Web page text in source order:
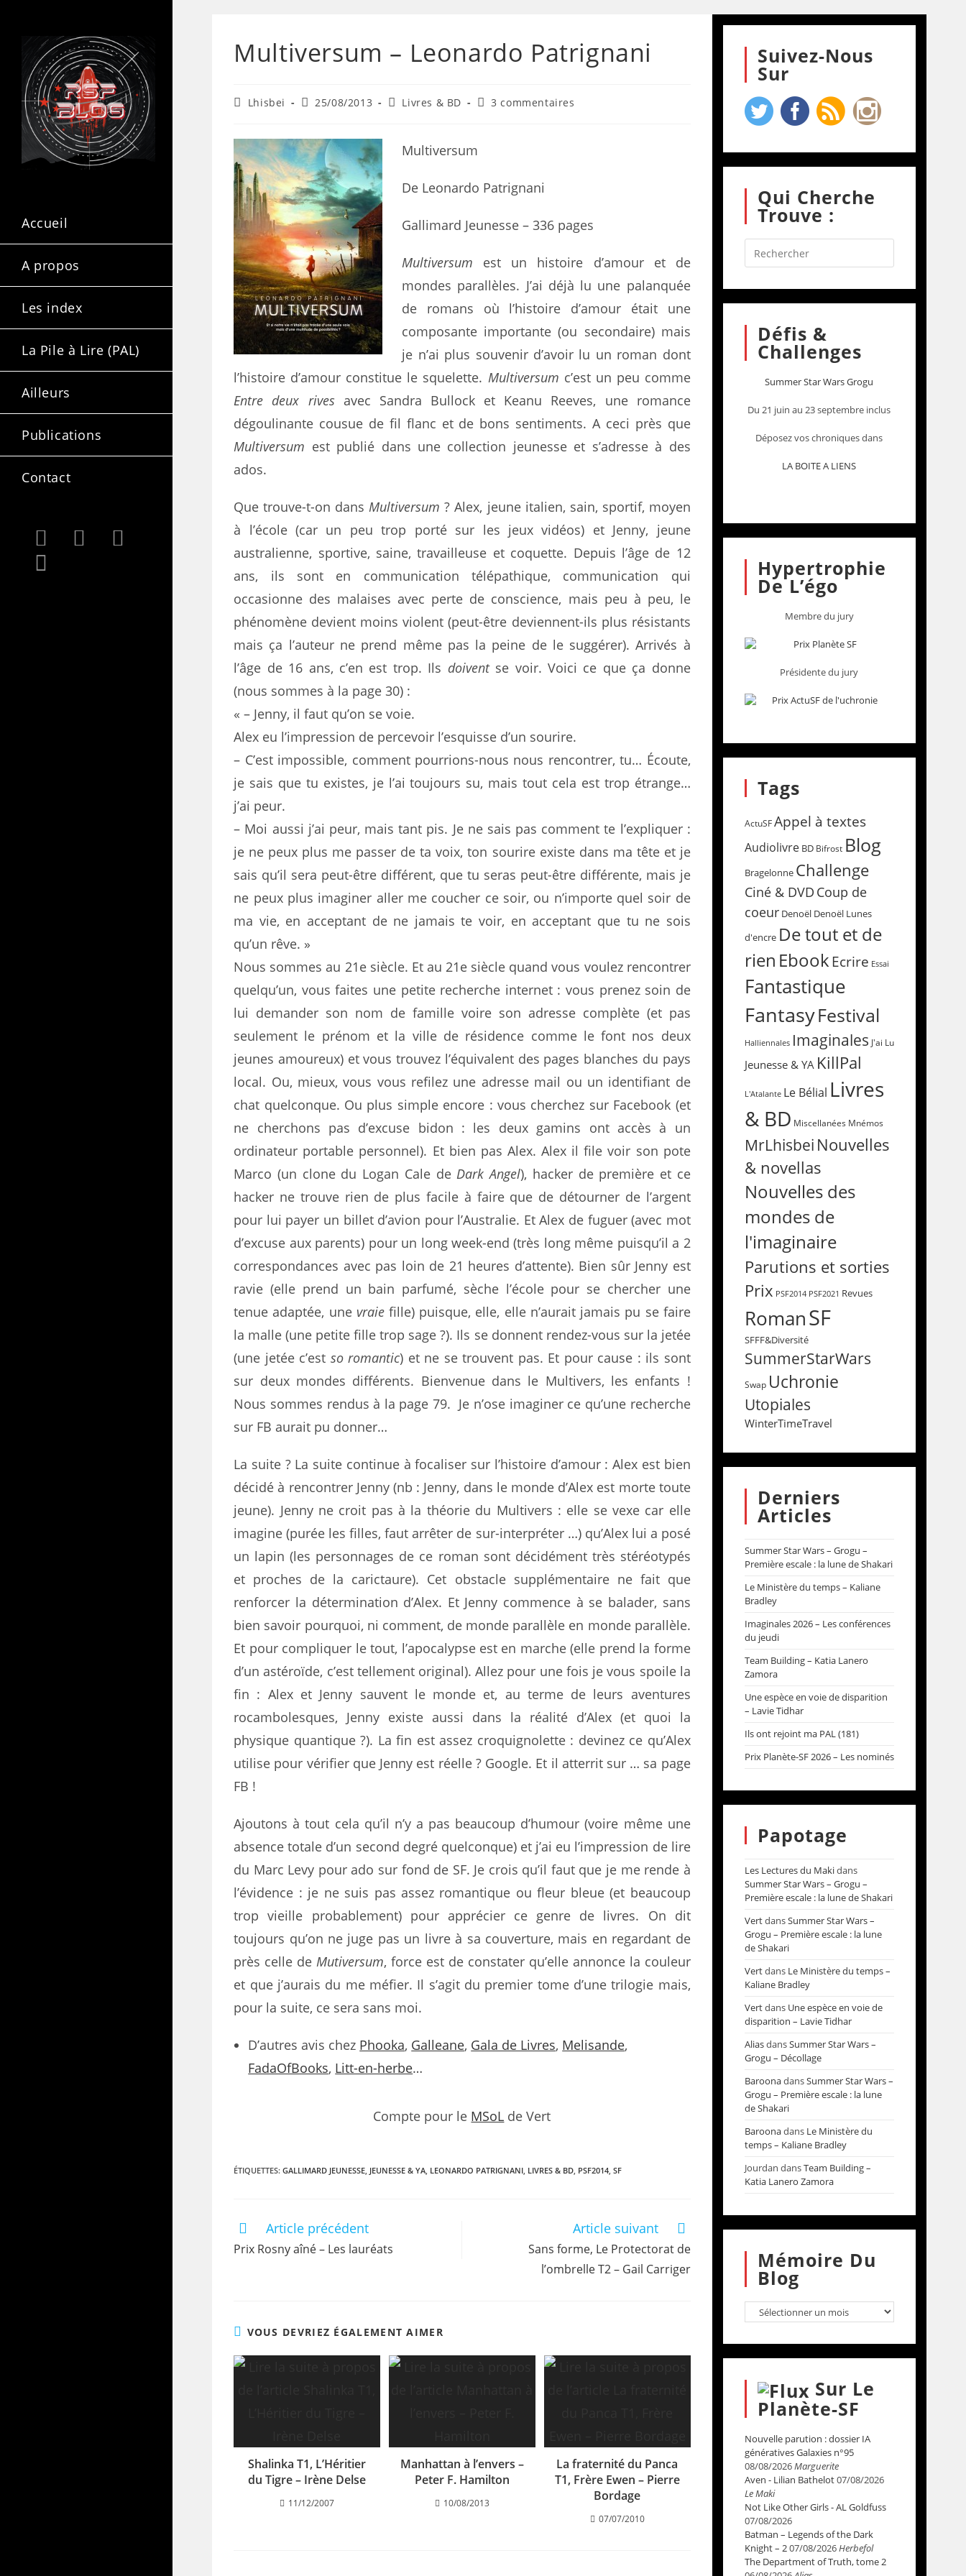
Accueil
A propos
Les index
La Pile à Lire (PAL)
Ailleurs
Publications
Contact
Multiversum – Leonardo Patrignani
Lhisbei 25/08/2013 Livres & BD 3 commentaires
Multiversum
De Leonardo Patrignani
Gallimard Jeunesse – 336 pages
Multiversum est un histoire d’amour et de
mondes parallèles. J’ai déjà lu une palanquée
de romans où l’histoire d’amour était une
composante importante (ou secondaire) mais
je n’ai plus souvenir d’avoir lu un roman dont
l’histoire d’amour constitue le squelette. Multiversum c’est un peu comme
Entre deux rives avec Sandra Bullock et Keanu Reeves, une romance
dégoulinante cousue de fil flanc et de bons sentiments. A ceci près que
Multiversum est publié dans une collection jeunesse et s’adresse à des
ados.
Que trouve-t-on dansMultiversum ? Alex, jeune italien, sain, sportif, moyen
à l’école (car un peu trop porté sur les jeux vidéos) et Jenny, jeune
australienne, sportive, saine, travailleuse et coquette. Depuis l’âge de 12
ans, ils sont en communication télépathique, communication qui
occasionne des malaises avec perte de conscience, mais peu à peu, le
phénomène devient moins violent (peut-être deviennent-ils plus résistants
mais ça l’auteur ne prend même pas la peine de le suggérer). Arrivés à
l’âge de 16 ans, c’en est trop. Ils doiventse voir. Voici ce que ça donne
(nous sommes à la page 30) :
« – Jenny, il faut qu’on se voie.
Alex eu l’impression de percevoir l’esquisse d’un sourire.
– C’est impossible, comment pourrions-nous nous rencontrer, tu… Écoute,
je sais que tu existes, je l’ai toujours su, mais tout cela est trop étrange…
j’ai peur.
– Moi aussi j’ai peur, mais tant pis. Je ne sais pas comment te l’expliquer :
je ne peux plus me passer de ta voix, ton sourire existe dans ma tête et je
sais qu’il sera peut-être différent, que tu seras peut-être différente, mais je
ne peux plus imaginer aller me coucher ce soir, ou n’importe quel soir de
ma vie, en acceptant de ne jamais te voir, en acceptant que tu ne sois
qu’un rêve. »
Nous sommes au 21e siècle. Et au 21e siècle quand vous voulez rencontrer
quelqu’un, vous faites une petite recherche internet : vous prenez soin de
lui demander son nom de famille voire son adresse complète (et pas
seulement le prénom et la ville de résidence comme le font nos deux
jeunes amoureux) et vous trouvez l’équivalent des pages blanches du pays
local. Ou, mieux, vous vous refilez une adresse mail ou un identifiant de
chat quelconque. Ou plus simple encore : vous cherchez sur Facebook (et
ne cherchons pas d’excuse bidon : les deux gamins ont accès à un
ordinateur portable personnel). Et bien pas Alex. Alex il file voir son pote
Marco (un clone du Logan Cale deDark Angel), hacker de première et ce
hacker ne trouve rien de plus facile à faire que de détourner de l’argent
pour lui payer un billet d’avion pour l’Australie. Et Alex de fuguer (avec mot
d’excuse aux parents) pour un long week-end (très long même puisqu’il a 2
correspondances avec pas loin de 21 heures d’attente). Bien sûr Jenny est
ravie (elle prend un bain parfumé, sèche l’école pour se chercher une
tenue adaptée, une vraiefille) puisque, elle, elle n’aurait jamais pu se faire
la malle (une petite fille trop sage ?). Ils se donnent rendez-vous sur la jetée
(une jetée c’est so romantic) et ne se trouvent pas. Et pour cause : ils sont
sur deux mondes différents. Bienvenue dans le Multivers, les enfants !
Nous sommes rendus à la page 79. Je n’ose imaginer ce qu’une recherche
sur FB aurait pu donner…
La suite ? La suite continue à focaliser sur l’histoire d’amour : Alex est bien
décidé à rencontrer Jenny (nb : Jenny, dans le monde d’Alex est morte toute
jeune). Jenny ne croit pas à la théorie du Multivers : elle se vexe car elle
imagine (purée les filles, faut arrêter de sur-interpréter …) qu’Alex lui a posé
un lapin (les personnages de ce roman sont décidément très stéréotypés
et proches de la carictaure). Cet obstacle supplémentaire ne fait que
renforcer la détermination d’Alex. Et Jenny commence à se balader, sans
bien savoir pourquoi, ni comment, de monde parallèle en monde parallèle.
Et pour compliquer le tout, l’apocalypse est en marche (elle prend la forme
d’un astéroïde, c’est tellement original). Allez pour une fois je vous spoile la
fin : Alex et Jenny sauvent le monde et, au terme de leurs aventures
rocambolesques, Jenny existe aussi dans la réalité d’Alex (et quoi la
physique quantique ?). La fin est assez croquignolette : devinez ce qu’Alex
utilise pour vérifier que Jenny est réelle ? Google. Et il atterrit sur … sa page
FB !
Ajoutons à tout cela qu’il n’y a pas beaucoup d’humour (voire même une
absence totale d’un second degré quelconque) et j’ai eu l’impression de lire
du Marc Levy pour ado sur fond de SF. Je crois qu’il faut que je me rende à
l’évidence : je ne suis pas assez romantique ou fleur bleue (et beaucoup
trop vieille probablement) pour apprécier ce genre de livres. On dit
toujours qu’on ne juge pas un livre à sa couverture, mais en regardant de
près celle deMutiversum, force est de constater qu’elle annonce la couleur
et que j’aurais du me méfier. Il s’agit du premier tome d’une trilogie mais,
pour la suite, ce sera sans moi.
D’autres avis chez Phooka, Galleane, Gala de Livres, Melisande,
FadaOfBooks, Litt-en-herbe…
Compte pour le MSoL de Vert
ÉTIQUETTES:GALLIMARD JEUNESSE, JEUNESSE & YA, LEONARDO PATRIGNANI, LIVRES & BD, PSF2014, SF
Article précédent
Prix Rosny aîné – Les lauréats
Article suivant
Sans forme, Le Protectorat de
l’ombrelle T2 – Gail Carriger
VOUS DEVRIEZ ÉGALEMENT AIMER
Shalinka T1, L’Héritier
du Tigre – Irène Delse
11/12/2007
Manhattan à l’envers –
Peter F. Hamilton
10/08/2013
La fraternité du Panca
T1, Frère Ewen – Pierre
Bordage
07/07/2010
Suivez-Nous
Sur
Qui Cherche
Trouve :
Défis &
Challenges
Summer Star Wars Grogu
Du 21 juin au 23 septembre inclus
Déposez vos chroniques dans
LA BOITE A LIENS
Hypertrophie
De L’égo
Membre du jury
Présidente du jury
Tags
ActuSF Appel à textes
Audiolivre BD Bifrost Blog
Bragelonne Challenge
Ciné & DVD Coup de
coeur Denoël Denoël Lunes
d'encre De tout et de
rien EbookEcrire Essai
Fantastique
FantasyFestival
Halliennales Imaginales J'ai Lu
Jeunesse & YA KillPal
L'Atalante Le Bélial Livres
& BD Miscellanées Mnémos
MrLhisbei Nouvelles
& novellas
Nouvelles des
mondes de
l'imaginaire
Parutions et sorties
Prix PSF2014 PSF2021 Revues
RomanSF
SFFF&Diversité
SummerStarWars
Swap Uchronie
Utopiales
WinterTimeTravel
Derniers
Articles
Summer Star Wars – Grogu –
Première escale : la lune de Shakari
Le Ministère du temps – Kaliane
Bradley
Imaginales 2026 – Les conférences
du jeudi
Team Building – Katia Lanero
Zamora
Une espèce en voie de disparition
– Lavie Tidhar
Ils ont rejoint ma PAL (181)
Prix Planète-SF 2026 – Les nominés
Papotage
Les Lectures du Makidans
Summer Star Wars – Grogu –
Première escale : la lune de Shakari
VertdansSummer Star Wars –
Grogu – Première escale : la lune
de Shakari
Vertdans Le Ministère du temps –
Kaliane Bradley
Vertdans Une espèce en voie de
disparition – Lavie Tidhar
AliasdansSummer Star Wars –
Grogu – Décollage
BaroonadansSummer Star Wars –
Grogu – Première escale : la lune
de Shakari
Baroonadans Le Ministère du
temps – Kaliane Bradley
Jourdan dansTeam Building –
Katia Lanero Zamora
Mémoire Du
Blog
Sur Le
Planète-SF
Nouvelle parution : dossier IA
génératives Galaxies n°95
08/08/2026Marguerite
Aven - Lilian Bathelot07/08/2026
Le Maki
Not Like Other Girls - AL Goldfuss
07/08/2026
Batman – Legends of the Dark
Knight – 207/08/2026Herbefol
The Department of Truth, tome 2